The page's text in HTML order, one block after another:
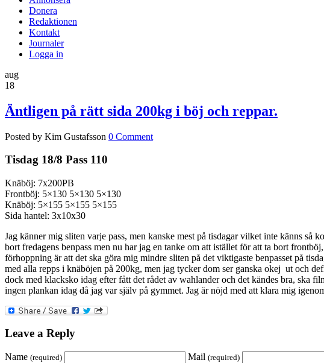
Donera
Redaktionen
Kontakt
Journaler
Logga in
aug
18
Äntligen på rätt sida 200kg i böj och reppar.
Posted by Kim Gustafsson 0 Comment
Tisdag 18/8 Pass 110
Knäböj: 7x200PB
Frontböj: 5×130 5×130 5×130
Knäböj: 5×155 5×155 5×155
Sida hantel: 3x10x30
Jag känner mig sliten varje pass, men kanske mest på tisdagar vilket inte känns så
bort fredagens benpass men nu har jag en tanke om att istället för att ta bort
förhoppning är att det ska göra mig mindre sliten på det viktigaste benpasset på
med alla repps i knäböjen på 200kg, men jag tycker dom ser ganska okej ut och
dock med klacksko idag efter fått det rådet av wahlander och det kändes bra, ska
ingen plankan idag då jag var själv på gymmet. Jag är nöjd med att klara mig
Leave a Reply
Name (required) Mail (required)